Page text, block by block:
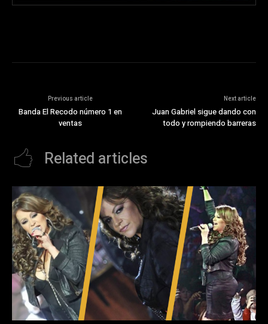
Previous article
Banda El Recodo número 1 en
ventas
Next article
Juan Gabriel sigue dando con
todo y rompiendo barreras
Related articles